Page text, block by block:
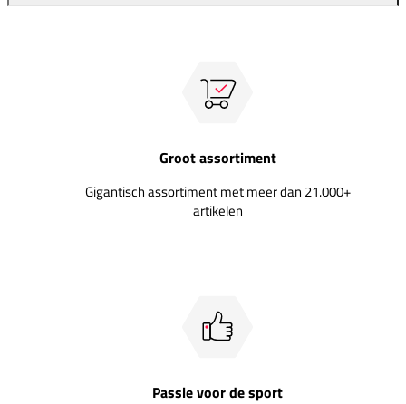
Groot assortiment
Gigantisch assortiment met meer dan 21.000+
artikelen
Passie voor de sport